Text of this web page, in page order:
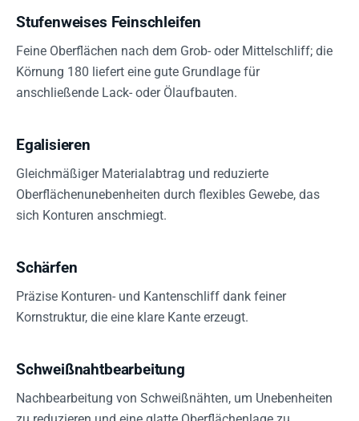
Stufenweises Feinschleifen
Feine Oberflächen nach dem Grob- oder Mittelschliff; die
Körnung 180 liefert eine gute Grundlage für
anschließende Lack- oder Ölaufbauten.
Egalisieren
Gleichmäßiger Materialabtrag und reduzierte
Oberflächenunebenheiten durch flexibles Gewebe, das
sich Konturen anschmiegt.
Schärfen
Präzise Konturen- und Kantenschliff dank feiner
Kornstruktur, die eine klare Kante erzeugt.
Schweißnahtbearbeitung
Nachbearbeitung von Schweißnähten, um Unebenheiten